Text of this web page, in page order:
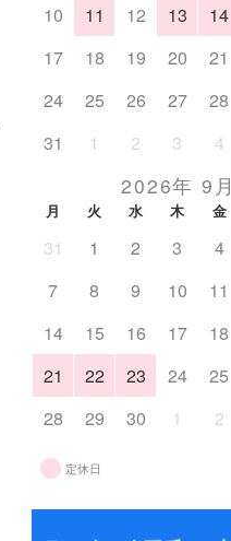
10
11 12 13 14
17
18 19 20 21
24
25 26 27 28
31
1 2 3 4
2026年 9月
月 火 水 木 金
31 1 2 3 4
7
8 9 10 11
14
15 16 17 18
21
22 23 24 25
28
29 30 1 2
定休日